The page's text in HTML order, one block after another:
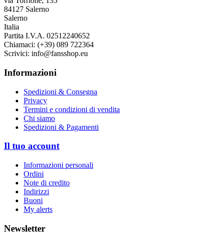
84127 Salerno
Salerno
Italia
Partita I.V.A. 02512240652
Chiamaci: (+39) 089 722364
Scrivici: info@fansshop.eu
Informazioni
Spedizioni & Consegna
Privacy
Termini e condizioni di vendita
Chi siamo
Spedizioni & Pagamenti
Il tuo account
Informazioni personali
Ordini
Note di credito
Indirizzi
Buoni
My alerts
Newsletter